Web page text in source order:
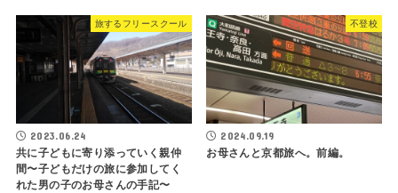
旅するフリースクール
2023.06.24
共に子どもに寄り添っていく親仲
間〜子どもだけの旅に参加してく
れた男の子のお母さんの手記〜
不登校
2024.09.19
お母さんと京都旅へ。前編。